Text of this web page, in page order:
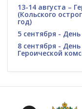
13-14 августа –
(Кольского
год)
5 сентября -
8 сентября -
Героической